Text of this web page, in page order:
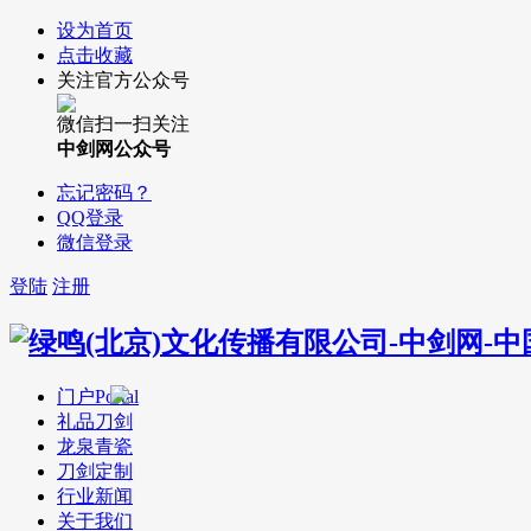
设为首页
点击收藏
关注官方公众号
微信扫一扫关注
中剑网公众号
忘记密码？
QQ登录
微信登录
登陆 注册
门户Portal
礼品刀剑
龙泉青瓷
刀剑定制
行业新闻
关于我们